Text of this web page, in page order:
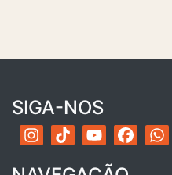
SIGA-NOS